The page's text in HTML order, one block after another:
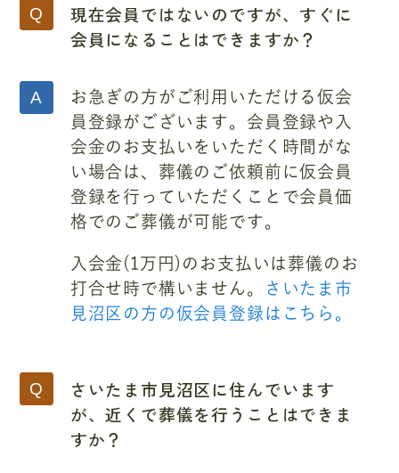
現在会員ではないのですが、すぐに
会員になることはできますか？
お急ぎの方がご利用いただける仮会
員登録がございます。会員登録や入
会金のお支払いをいただく時間がな
い場合は、葬儀のご依頼前に仮会員
登録を行っていただくことで会員価
格でのご葬儀が可能です。
入会金(1万円)のお支払いは葬儀のお
打合せ時で構いません。
さいたま市
見沼区の方の仮会員登録はこちら。
さいたま市見沼区に住んでいます
が、近くで葬儀を行うことはできま
すか？